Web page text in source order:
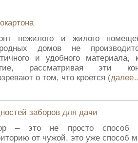
нежилого и жилого
домов не
и удобного материала,
рассматривая эти
о том, что кроется
заборов для дачи
– это не просто способ
от чужой, это уже способ